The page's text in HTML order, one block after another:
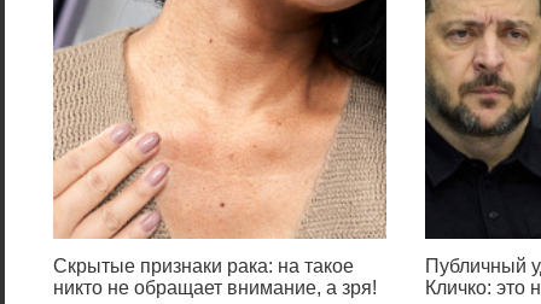
Скрытые признаки рака: на такое
никто не обращает внимание, а зря!
Публичный
Кличко: это